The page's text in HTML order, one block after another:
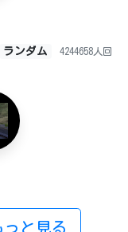
ランダム 4244658人回
と見る